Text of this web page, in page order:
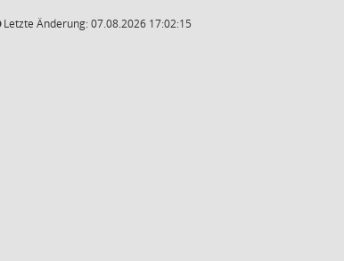
Letzte Änderung: 07.08.2026 17:02:15